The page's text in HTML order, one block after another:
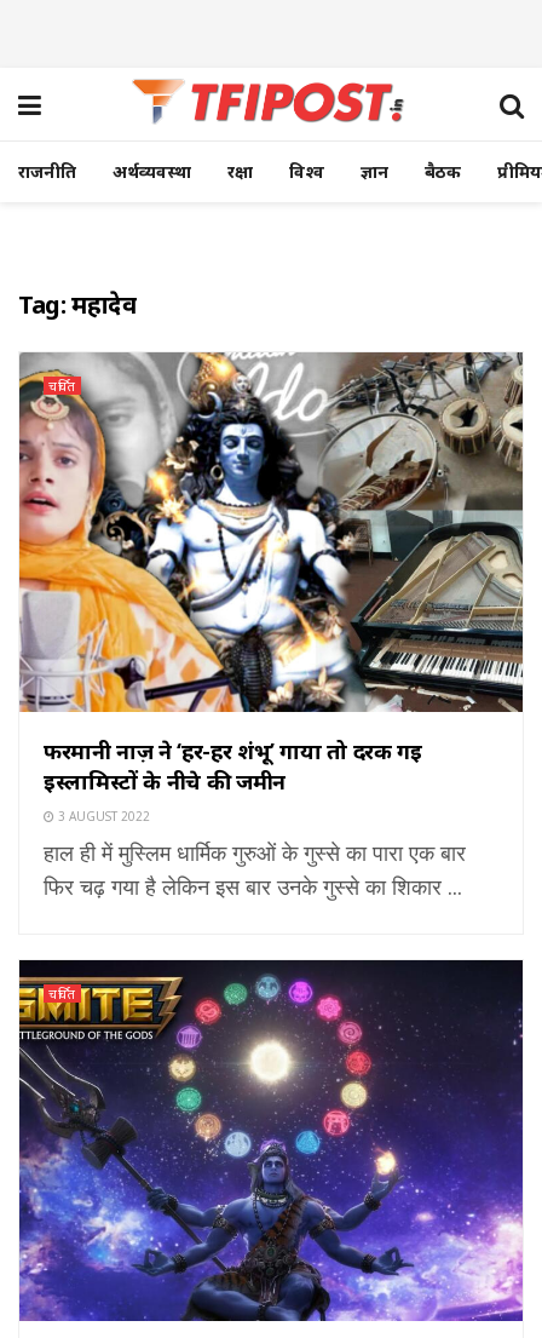
राजनीति अर्थव्यवस्था रक्षा विश्व ज्ञान बैठक
Tag:महादेव
चर्चित
फरमानी नाज़ ने ‘हर-हर शंभू’ गाया तो दरक गई
इस्लामिस्टों के नीचे की जमीन
3 AUGUST 2022
हाल ही में मुस्लिम धार्मिक गुरुओं के गुस्से का पारा एक बार
फिर चढ़ गया है लेकिन इस बार उनके गुस्से का शिकार ...
चर्चित